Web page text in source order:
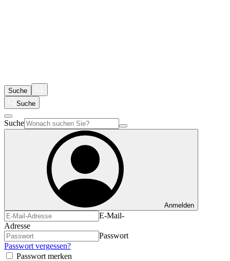
Suche
Suche
Suche
Anmelden
E-Mail-
Adresse
Passwort
Passwort vergessen?
Passwort merken